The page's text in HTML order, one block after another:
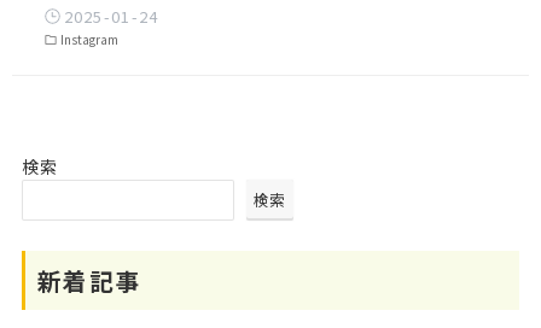
2025-01-24
Instagram
検索
検索
新着記事